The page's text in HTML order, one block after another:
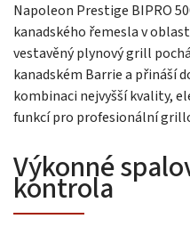
Napoleon Prestige BIPRO
kanadského řemesla v
vestavěný plynový grill
kanadském Barrie a přináší
kombinaci nejvyšší kvality,
funkcí pro profesionální
Výkonné
kontrola